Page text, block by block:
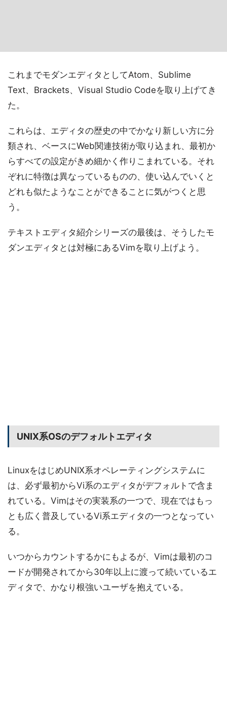
これまでモダンエディタとしてAtom、Sublime
Text、Brackets、Visual Studio Codeを取り上げてき
た。
これらは、エディタの歴史の中でかなり新しい方に分
類され、ベースにWeb関連技術が取り込まれ、最初か
らすべての設定がきめ細かく作りこまれている。それ
ぞれに特徴は異なっているものの、使い込んでいくと
どれも似たようなことができることに気がつくと思
う。
テキストエディタ紹介シリーズの最後は、そうしたモ
ダンエディタとは対極にあるVimを取り上げよう。
UNIX系OSのデフォルトエディタ
LinuxをはじめUNIX系オペレーティングシステムに
は、必ず最初からVi系のエディタがデフォルトで含ま
れている。Vimはその実装系の一つで、現在ではもっ
とも広く普及しているVi系エディタの一つとなってい
る。
いつからカウントするかにもよるが、Vimは最初のコ
ードが開発されてから30年以上に渡って続いているエ
ディタで、かなり根強いユーザを抱えている。